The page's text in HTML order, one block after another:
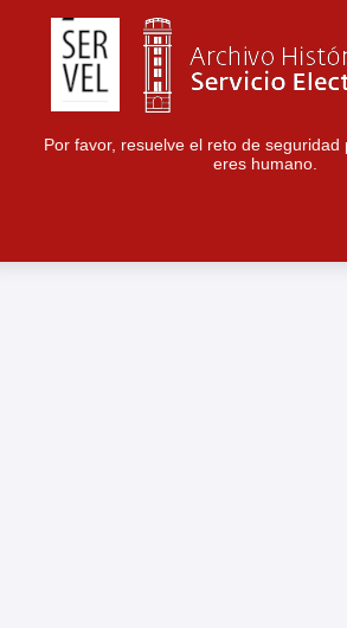
Por favor, resuelve el reto de
eres humano.